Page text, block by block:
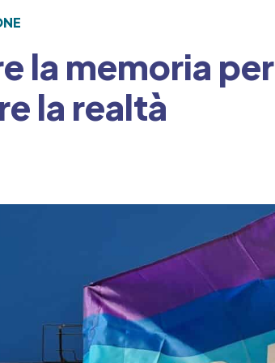
la memoria per
la realtà